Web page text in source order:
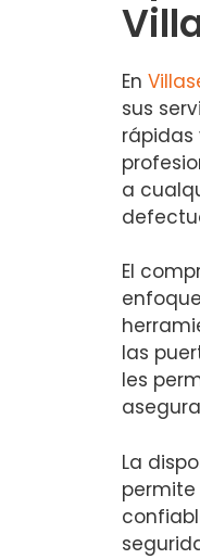
En
sus
rápidas
a
El
las
les
La